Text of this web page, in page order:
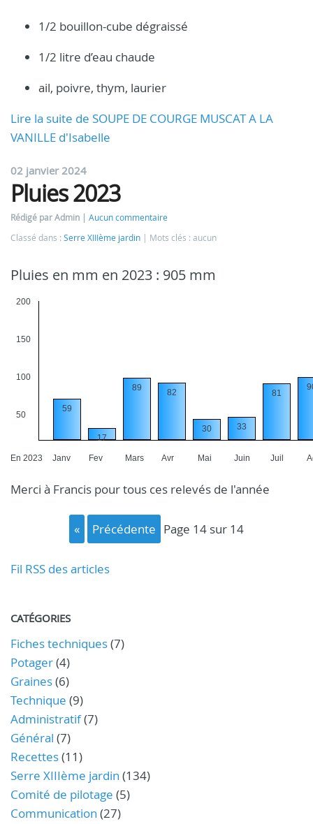
1/2 bouillon-cube dégraissé
1/2 litre d’eau chaude
ail, poivre, thym, laurier
Lire la suite de SOUPE DE COURGE MUSCAT A LA
VANILLE d'Isabelle
02 janvier 2024
Pluies 2023
Rédigé par Admin
Aucun commentaire
Classé dans : Serre XIIIème jardin Mots clés : aucun
Pluies en mm en 2023 : 905 mm
200
150
100
50
59
17
89 82
30 33
81
En 2023 Janv Fev Mars Avr Mai Juin Juil
Merci à Francis pour tous ces relevés de l'année
« précédente page 14 sur 14
Fil RSS des articles
CATÉGORIES
Fiches techniques(7)
Potager(4)
Graines(6)
Technique (9)
Administratif(7)
Général (7)
Recettes(11)
Serre XIIIème jardin (134)
Comité de pilotage (5)
Communication (27)